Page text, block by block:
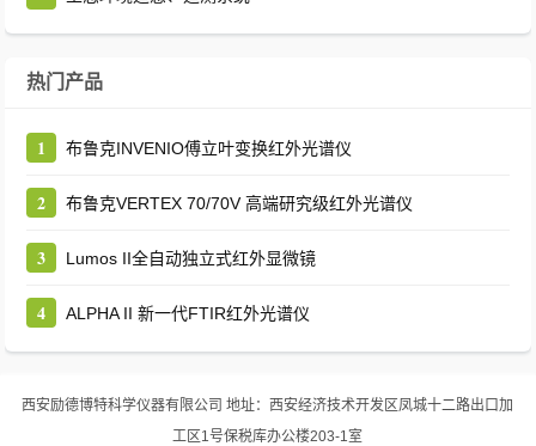
热门产品
1 布鲁克INVENIO傅立叶变换红外光谱仪
2 布鲁克VERTEX 70/70V 高端研究级红外光谱仪
3 Lumos II全自动独立式红外显微镜
4 ALPHA II 新一代FTIR红外光谱仪
西安励德博特科学仪器有限公司 地址：西安经济技术开发区凤城十二路出口加
工区1号保税库办公楼203-1室